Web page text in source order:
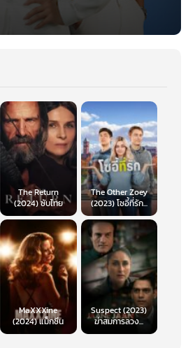
The Return
(2024) ซับไทย
The Other Zoey
(2023) โซอี้ที่รัก...
MaXXXine
(2024) แม็กซีน
Suspect (2023)
ฆ่าสมการลวง...